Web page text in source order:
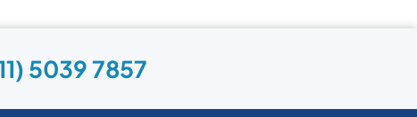
5039 7857